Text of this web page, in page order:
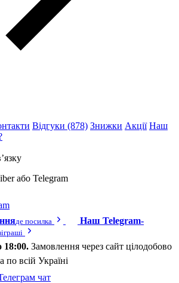
Відгуки (878) Знижки Акції Наш
або Telegram
де посилка
Наш Telegram-
18:00. Замовлення через сайт цілодобово
по всій Україні
чат